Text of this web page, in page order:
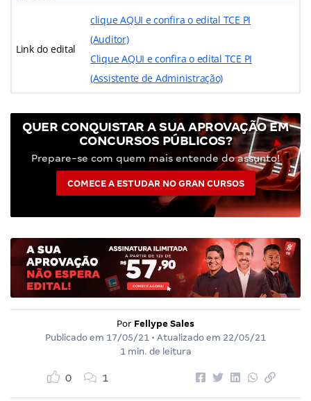
Link do edital
clique AQUI e confira o edital TCE PI
(Auditor)
Clique AQUI e confira o edital TCE PI
(Assistente de Administração)
QUER CONQUISTAR A SUA APROVAÇÃO EM
CONCURSOS PÚBLICOS?
Prepare-se com quem mais entende do assunto!
COMECE A ESTUDAR NO GRAN CURSOS
Por Fellype Sales
Publicado em 17/05/21 • Atualizado em 22/05/21
1 min. de leitura
0 1